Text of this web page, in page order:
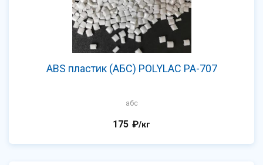
ABS пластик (АБС) POLYLAC PA-707
абс
175 ₽/кг